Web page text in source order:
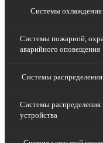
Системы охлаждения
Системы пожарной,
аварийного оповещения
Системы
Системы распределения
устройства